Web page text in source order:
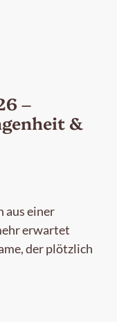
–
&
aus einer
erwartet
der plötzlich